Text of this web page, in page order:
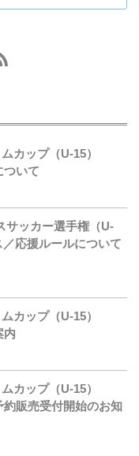
カップ（U-15）
いて
サッカー選手権（U-
応援ルールについて
カップ（U-15）
内
カップ（U-15）
販売受付開始のお知